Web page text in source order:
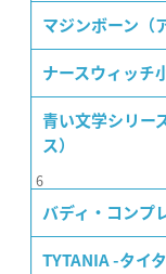
マジンボーン（
ナースウィッチ
青い文学シリー
ス）
6
バディ・コンプ
TYTANIA -タイ